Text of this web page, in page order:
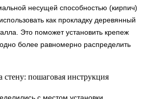
несущей способностью (кирпич)
как прокладку деревянный
Это поможет установить крепеж
более равномерно распределить
стену: пошаговая инструкция